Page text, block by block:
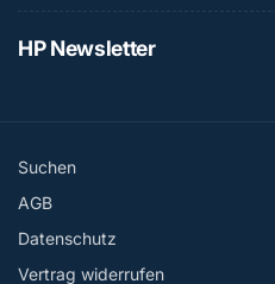
HP Newsletter
Suchen
AGB
Datenschutz
Vertrag widerrufen